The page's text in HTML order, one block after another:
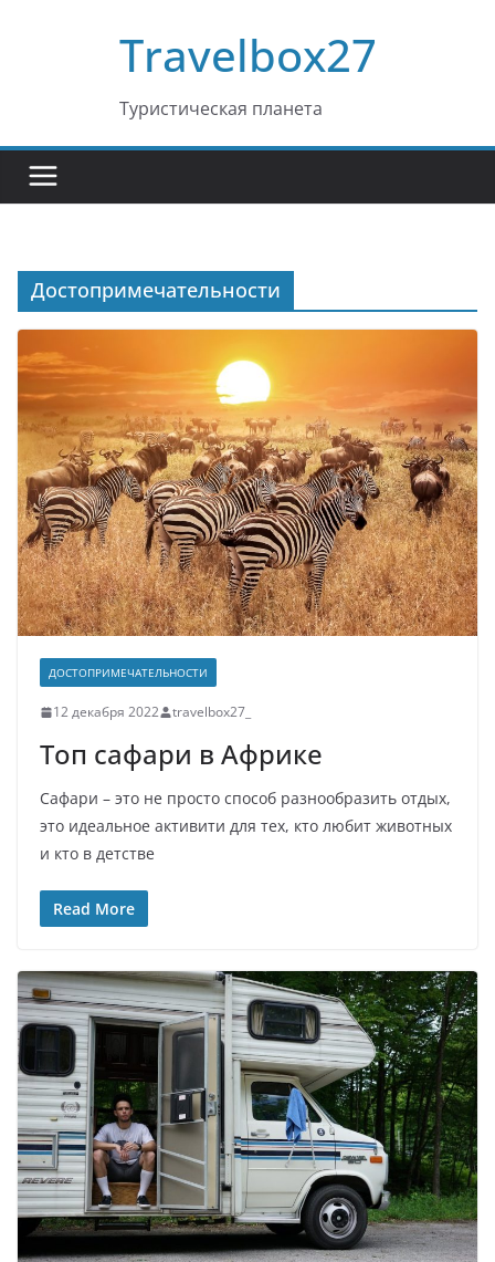
Travelbox27
Туристическая планета
Достопримечательности
ДОСТОПРИМЕЧАТЕЛЬНОСТИ
12 декабря 2022 travelbox27_
Топ сафари в Африке
Сафари – это не просто способ разнообразить отдых,
это идеальное активити для тех, кто любит животных
и кто в детстве
Read More